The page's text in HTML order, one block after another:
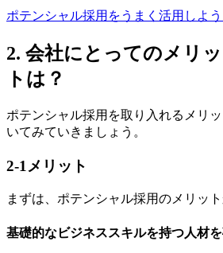
ポテンシャル採用をうまく活用しよ
2. 会社にとってのメリ
トは？
ポテンシャル採用を取り入れるメリ
いてみていきましょう。
2-1 メリット
まずは、ポテンシャル採用のメリッ
基礎的なビジネススキルを持つ人材